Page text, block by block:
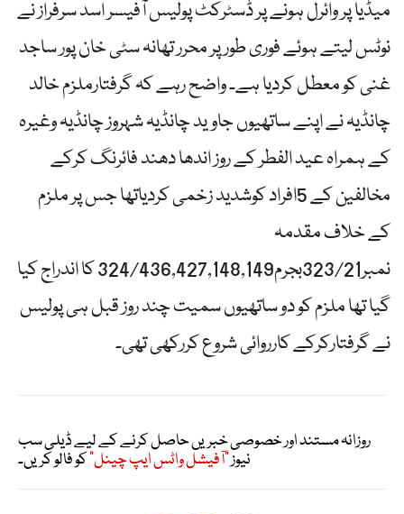
میڈیا پر وائرل ہونے پر ڈسٹرکٹ پولیس آفیسر اسد سرفراز نے
نوٹس لیتے ہوئے فوری طورپر محرر تھانہ سٹی خان پور ساجد
غنی کو معطل کردیا ہے۔ واضح رہے کہ گرفتارملزم خالد
چانڈیہ نے اپنے ساتھیوں جاوید چانڈیہ شہروز چانڈیہ وغیرہ
کے ہمراہ عید الفطر کے روز اندھا دھند فائرنگ کرکے
مخالفین کے 5افراد کوشدید زخمی کردیاتھا جس پر ملزم
کے خلاف مقدمہ
نمبر323/21بجرم324/436,427,148,149 کا اندراج کیا
گیا تھا ملزم کو دو ساتھیوں سمیت چند روز قبل ہی پولیس
نے گرفتارکرکے کارروائی شروع کررکھی تھی۔
روزانہ مستند اور خصوصی خبریں حاصل کرنے کے لیے ڈیلی سب
نیوز"آفیشل واٹس ایپ چینل"کو فالو کریں۔